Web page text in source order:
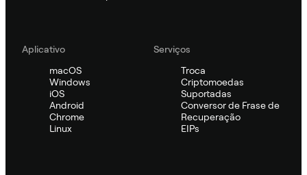
Aplicativo
macOS
Windows
iOS
Android
Chrome
Linux
Serviços
Troca
Criptomoedas
Suportadas
Conversor de Frase de
Recuperação
EIPs